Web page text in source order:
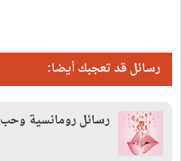
رسائل قد تعجبك أيضا:
رسائل رومانسية وحب